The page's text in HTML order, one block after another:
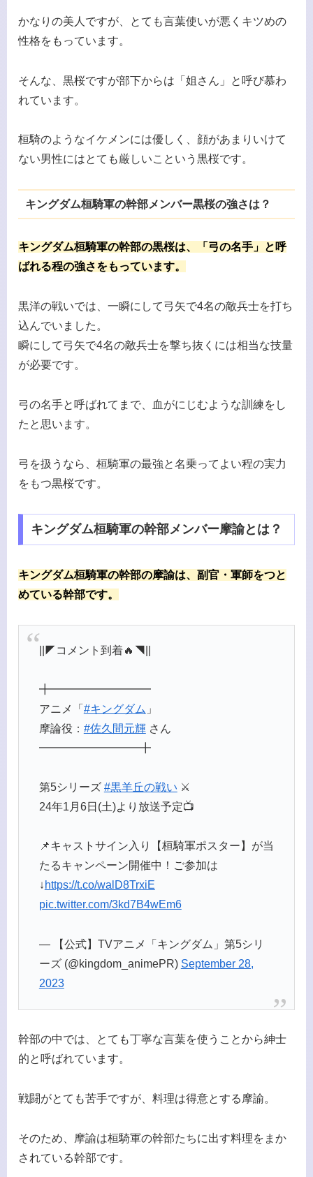
かなりの美人ですが、とても言葉使いが悪くキツめの
性格をもっています。
そんな、黒桜ですが部下からは「姐さん」と呼び慕わ
れています。
桓騎のようなイケメンには優しく、顔があまりいけて
ない男性にはとても厳しいこという黒桜です。
キングダム桓騎軍の幹部メンバー黒桜の強さは？
キングダム桓騎軍の幹部の黒桜は、「弓の名手」と呼
ばれる程の強さをもっています。
黒洋の戦いでは、一瞬にして弓矢で4名の敵兵士を打ち
込んでいました。
瞬にして弓矢で4名の敵兵士を撃ち抜くには相当な技量
が必要です。
弓の名手と呼ばれてまで、血がにじむような訓練をし
たと思います。
弓を扱うなら、桓騎軍の最強と名乗ってよい程の実力
をもつ黒桜です。
キングダム桓騎軍の幹部メンバー摩諭とは？
キングダム桓騎軍の幹部の摩諭は、副官・軍師をつと
めている幹部です。
||◤コメント到着🔥◥||
╋━━━━━━━━━
アニメ「 #キングダム 」
摩論役： #佐久間元輝さん
━━━━━━━━━╋
第5シリーズ #黒羊丘の戦い ⚔
24年1月6日(土)より放送予定📺
📌キャストサイン入り【桓騎軍ポスター】が当
たるキャンペーン開催中！ご参加は
↓ https://t.co/walD8TrxiE
pic.twitter.com/3kd7B4wEm6
— 【公式】TVアニメ「キングダム」第5シリ
ーズ (@kingdom_animePR) September 28,
2023
幹部の中では、とても丁寧な言葉を使うことから紳士
的と呼ばれています。
戦闘がとても苦手ですが、料理は得意とする摩諭。
そのため、摩諭は桓騎軍の幹部たちに出す料理をまか
されている幹部です。